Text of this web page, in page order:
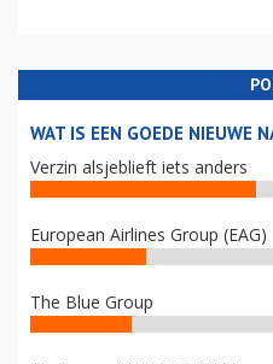
WAT IS EEN GOEDE NIEUWE
Verzin alsjeblieft iets anders
European Airlines Group (EAG)
The Blue Group